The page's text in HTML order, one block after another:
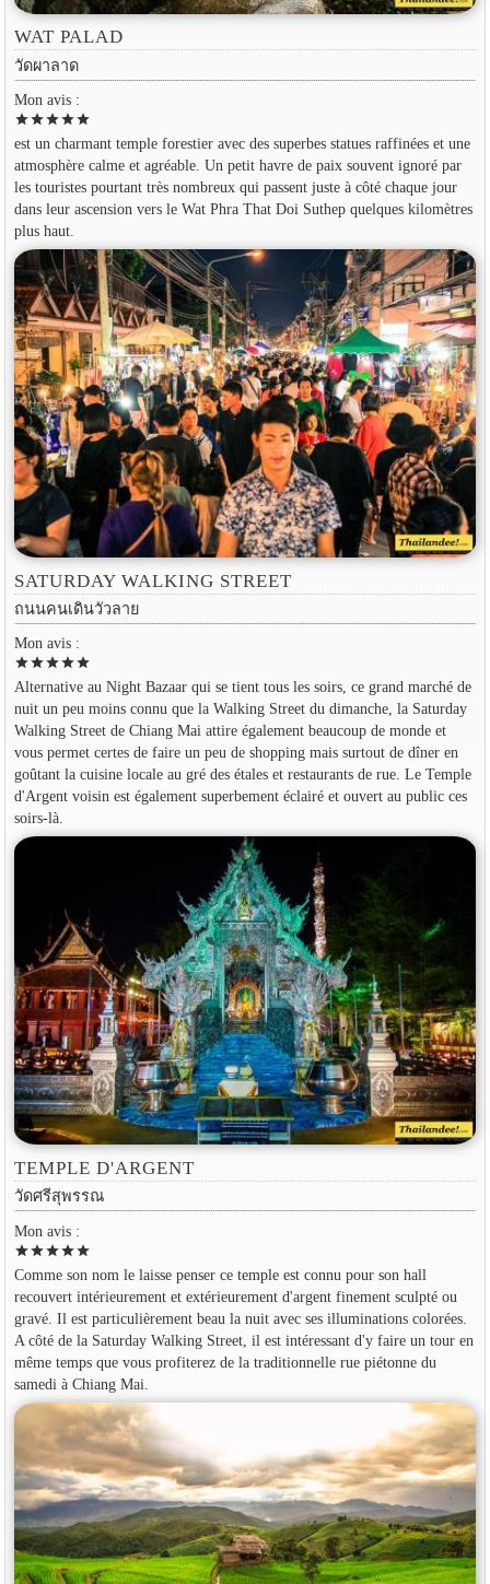
WAT PALAD
วัดผาลาด
Mon avis :
starstarstarstarstar
est un charmant temple forestier avec des superbes statues raffinées et une
atmosphère calme et agréable. Un petit havre de paix souvent ignoré par
les touristes pourtant très nombreux qui passent juste à côté chaque jour
dans leur ascension vers le Wat Phra That Doi Suthep quelques kilomètres
plus haut.
SATURDAY WALKING STREET
ถนนคนเดินวัวลาย
Mon avis :
starstarstarstarstar
Alternative au Night Bazaar qui se tient tous les soirs, ce grand marché de
nuit un peu moins connu que la Walking Street du dimanche, la Saturday
Walking Street de Chiang Mai attire également beaucoup de monde et
vous permet certes de faire un peu de shopping mais surtout de dîner en
goûtant la cuisine locale au gré des étales et restaurants de rue. Le Temple
d'Argent voisin est également superbement éclairé et ouvert au public ces
soirs-là.
TEMPLE D'ARGENT
วัดศรีสุพรรณ
Mon avis :
starstarstarstarstar
Comme son nom le laisse penser ce temple est connu pour son hall
recouvert intérieurement et extérieurement d'argent finement sculpté ou
gravé. Il est particulièrement beau la nuit avec ses illuminations colorées.
A côté de la Saturday Walking Street, il est intéressant d'y faire un tour en
même temps que vous profiterez de la traditionnelle rue piétonne du
samedi à Chiang Mai.